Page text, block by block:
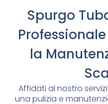
Spurgo
la
Affidati al nostro
una pulizia e